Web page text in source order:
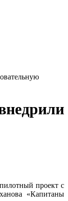
проект с
«Капитаны